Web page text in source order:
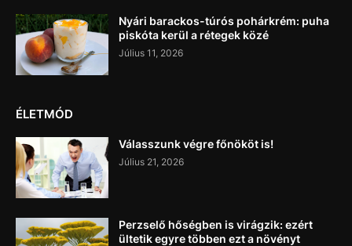
Nyári barackos-túrós pohárkrém: puha
piskóta kerül a rétegek közé
Július 11, 2026
ÉLETMÓD
Válasszunk végre főnököt is!
Július 21, 2026
Perzselő hőségben is virágzik: ezért
ültetik egyre többen ezt a növényt